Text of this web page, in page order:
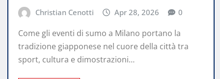
Christian Cenotti Apr 28, 2026 0
Come gli eventi di sumo a Milano portano la
tradizione giapponese nel cuore della città tra
sport, cultura e dimostrazioni…